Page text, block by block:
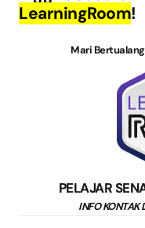
LearningRoom!
Mari
PELAJAR
INFO KONTAK